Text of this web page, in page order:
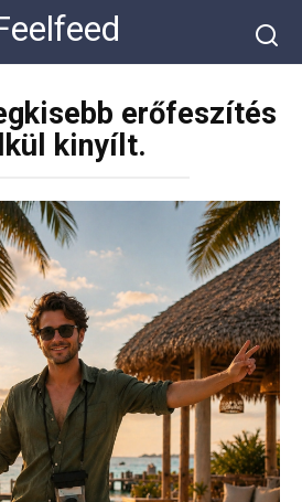
erőfeszítés
kinyílt.